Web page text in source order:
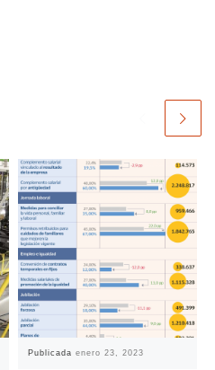
Publicada enero 23, 2023